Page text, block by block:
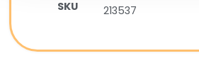
SKU
213537